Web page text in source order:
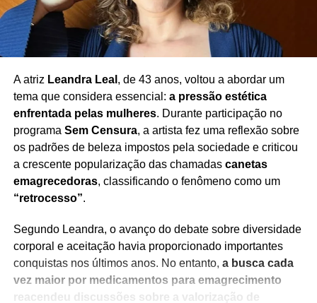
A atriz Leandra Leal , de 43 anos, voltou a abordar um
tema que considera essencial: a pressão estética
enfrentada pelas mulheres. Durante participação no
programa Sem Censura, a artista fez uma reflexão sobre
os padrões de beleza impostos pela sociedade e criticou
a crescente popularização das chamadas canetas
emagrecedoras, classificando o fenômeno como um
“retrocesso”.
Segundo Leandra, o avanço do debate sobre diversidade
corporal e aceitação havia proporcionado importantes
conquistas nos últimos anos. No entanto, a busca cada
vez maior por medicamentos para emagrecimento
reacendeu discussões sobre a valorização de